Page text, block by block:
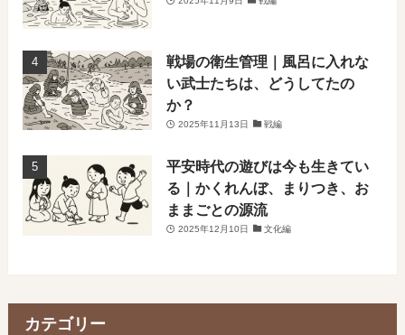
戦場の衛生管理｜風呂に入れな
い武士たちは、どうしてたの
か？
2025年11月13日 戦編
平安時代の遊びは今も生きてい
る｜かくれんぼ、まりつき、お
ままごとの源流
2025年12月10日 文化編
カテゴリー